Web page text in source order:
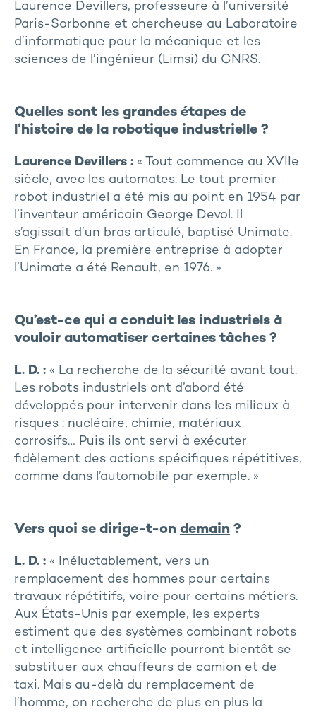
Laurence Devillers, professeure à l’université
Paris-Sorbonne et chercheuse au Laboratoire
d’informatique pour la mécanique et les
sciences de l’ingénieur (Limsi) du CNRS.
Quelles sont les grandes étapes de
l’histoire de la robotique industrielle ?
Laurence Devillers : « Tout commence au XVIIe
siècle, avec les automates. Le tout premier
robot industriel a été mis au point en 1954 par
l’inventeur américain George Devol. Il
s’agissait d’un bras articulé, baptisé Unimate.
En France, la première entreprise à adopter
l’Unimate a été Renault, en 1976. »
Qu’est-ce qui a conduit les industriels à
vouloir automatiser certaines tâches ?
L. D. : « La recherche de la sécurité avant tout.
Les robots industriels ont d’abord été
développés pour intervenir dans les milieux à
risques : nucléaire, chimie, matériaux
corrosifs… Puis ils ont servi à exécuter
fidèlement des actions spécifiques répétitives,
comme dans l’automobile par exemple. »
Vers quoi se dirige-t-on demain ?
L. D. : « Inéluctablement, vers un
remplacement des hommes pour certains
travaux répétitifs, voire pour certains métiers.
Aux États-Unis par exemple, les experts
estiment que des systèmes combinant robots
et intelligence artificielle pourront bientôt se
substituer aux chauffeurs de camion et de
taxi. Mais au-delà du remplacement de
l’homme, on recherche de plus en plus la